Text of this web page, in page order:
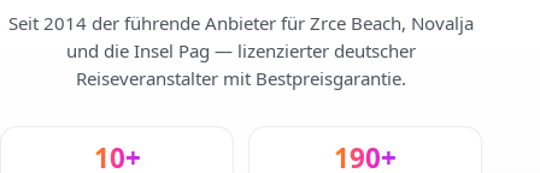
Seit 2014 der führende Anbieter für Zrce Beach, Novalja
und die Insel Pag — lizenzierter deutscher
Reiseveranstalter mit Bestpreisgarantie.
10+ 190+